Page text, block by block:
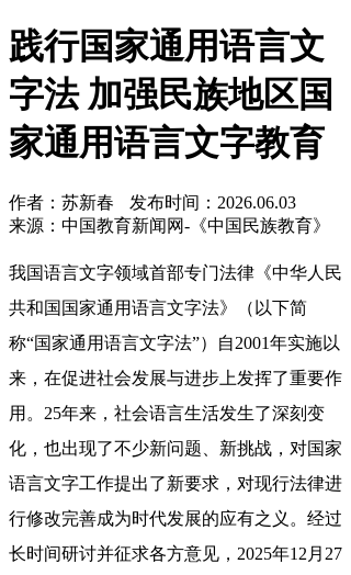
践行国家通用语言文
字法 加强民族地区国
家通用语言文字教育
作者：苏新春
发布时间：2026.06.03
来源：中国教育新闻网-《中国民族教育》
我国语言文字领域首部专门法律《中华人民
共和国国家通用语言文字法》（以下简
称“国家通用语言文字法”）自2001年实施以
来，在促进社会发展与进步上发挥了重要作
用。25年来，社会语言生活发生了深刻变
化，也出现了不少新问题、新挑战，对国家
语言文字工作提出了新要求，对现行法律进
行修改完善成为时代发展的应有之义。经过
长时间研讨并征求各方意见，2025年12月27